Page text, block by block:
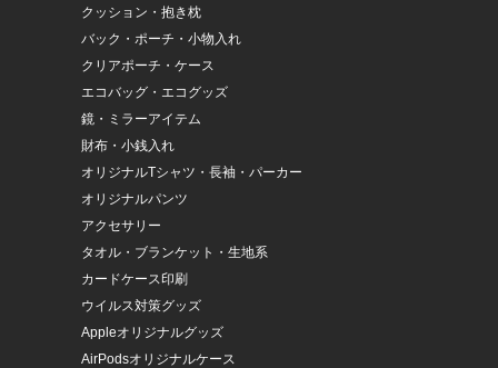
クッション・抱き枕
バック・ポーチ・小物入れ
クリアポーチ・ケース
エコバッグ・エコグッズ
鏡・ミラーアイテム
財布・小銭入れ
オリジナルTシャツ・長袖・パーカー
オリジナルパンツ
アクセサリー
タオル・ブランケット・生地系
カードケース印刷
ウイルス対策グッズ
Appleオリジナルグッズ
AirPodsオリジナルケース